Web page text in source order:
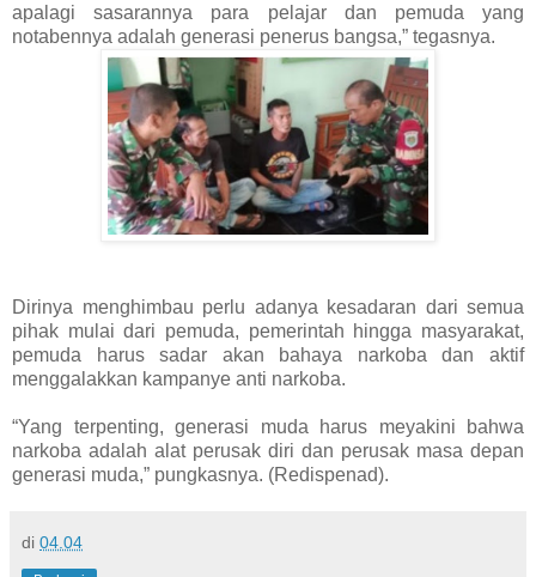
apalagi sasarannya para pelajar dan pemuda yang
notabennya adalah generasi penerus bangsa,” tegasnya.
Dirinya menghimbau perlu adanya kesadaran dari semua
pihak mulai dari pemuda, pemerintah hingga masyarakat,
pemuda harus sadar akan bahaya narkoba dan aktif
menggalakkan kampanye anti narkoba.
“Yang terpenting, generasi muda harus meyakini bahwa
narkoba adalah alat perusak diri dan perusak masa depan
generasi muda,” pungkasnya. (Redispenad).
di 04.04